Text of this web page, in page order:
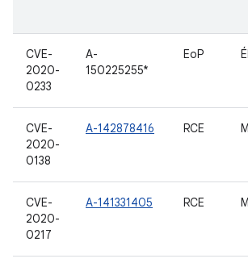
CVE-
2020-
0233
A-
150225255*
EoP
CVE-
2020-
0138
A-142878416 RCE
CVE-
2020-
0217
A-141331405 RCE